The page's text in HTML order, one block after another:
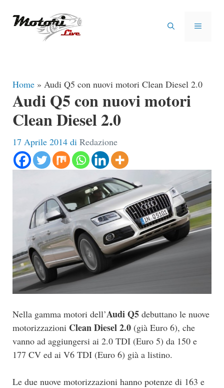
MENU
Home » Audi Q5 con nuovi motori Clean Diesel 2.0
Audi Q5 con nuovi motori
Clean Diesel 2.0
17 Aprile 2014 di Redazione
Nella gamma motori dell’Audi Q5 debuttano le nuove
motorizzazioni Clean Diesel 2.0 (già Euro 6), che
vanno ad aggiungersi ai 2.0 TDI (Euro 5) da 150 e
177 CV ed ai V6 TDI (Euro 6) già a listino.
Le due nuove motorizzazioni hanno potenze di 163 e